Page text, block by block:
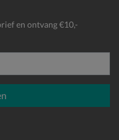
en ontvang €10,-